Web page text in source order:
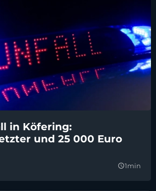
in Köfering:
und 25 000 Euro
query_builder1min